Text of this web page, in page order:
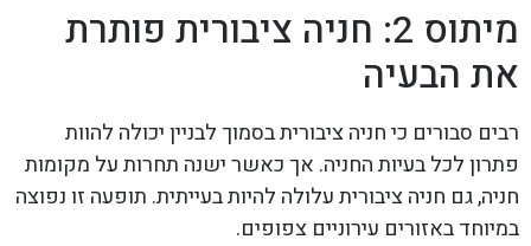
מיתוס 2: חניה ציבורית פותרת
את הבעיה
רבים סבורים כי חניה ציבורית בסמוך לבניין יכולה להוות
פתרון לכל בעיות החניה. אך כאשר ישנה תחרות על מקומות
חניה, גם חניה ציבורית עלולה להיות בעייתית. תופעה זו נפוצה
במיוחד באזורים עירוניים צפופים.